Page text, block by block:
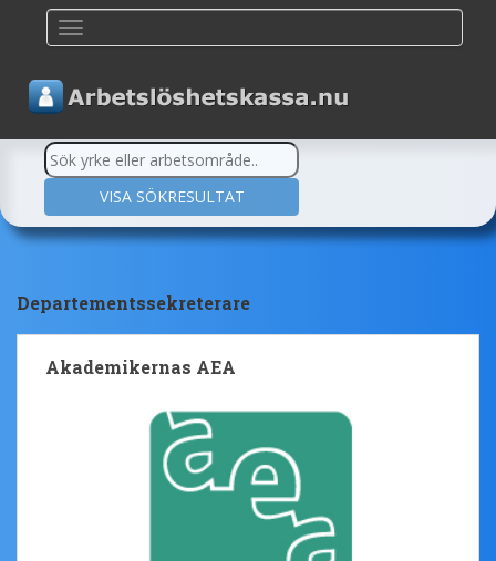
Departementssekreterare
Akademikernas AEA